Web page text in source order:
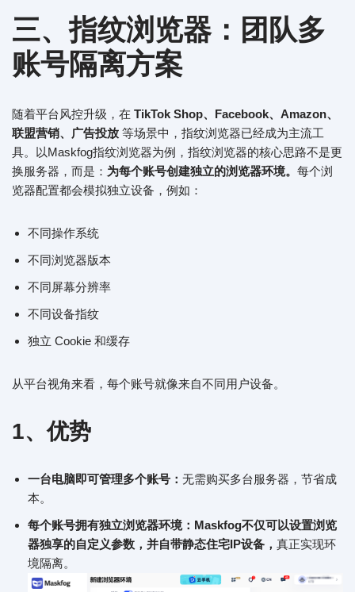
三、指纹浏览器：团队多
账号隔离方案
随着平台风控升级，在 TikTok Shop、Facebook、Amazon、
联盟营销、广告投放 等场景中，指纹浏览器已经成为主流工
具。以Maskfog指纹浏览器为例，指纹浏览器的核心思路不是更
换服务器，而是： 为每个账号创建独立的浏览器环境。 每个浏
览器配置都会模拟独立设备，例如：
不同操作系统
不同浏览器版本
不同屏幕分辨率
不同设备指纹
独立 Cookie 和缓存
从平台视角来看，每个账号就像来自不同用户设备。
1、优势
一台电脑即可管理多个账号： 无需购买多台服务器，节省成
本。
每个账号拥有独立浏览器环境：Maskfog不仅可以设置浏览
器独享的自定义参数，并自带静态住宅IP设备， 真正实现环
境隔离。